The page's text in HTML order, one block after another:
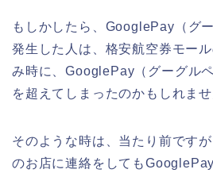
もしかしたら、GooglePay（グ
発生した人は、格安航空券モー
み時に、GooglePay（グーグル
を超えてしまったのかもしれま
そのような時は、当たり前です
のお店に連絡をしても